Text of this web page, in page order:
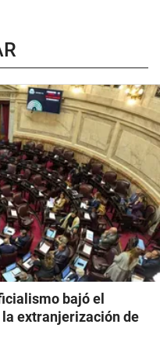
bajó el
extranjerización de